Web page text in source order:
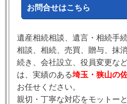
お問合せはこちら
遺産相続相談、遺言・相続手
相談、相続、売買、贈与、抹
続き、会社設立、役員変更な
は、実績のある埼玉・狭山の
お任せください。
親切・丁寧な対応をモットー